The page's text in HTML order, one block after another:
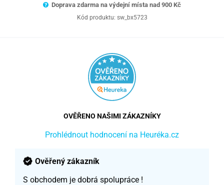
Doprava zdarma na výdejní místa nad 900 Kč
Kód produktu: sw_bx5723
OVĚŘENO NAŠIMI ZÁKAZNÍKY
Prohlédnout hodnocení na Heuréka.cz
Ověřený zákazník
S obchodem je dobrá spolupráce !